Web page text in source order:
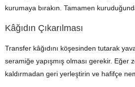
kurumaya bırakın. Tamamen
Kâğıdın Çıkarılması
Transfer kâğıdını köşesinden tutarak
seramiğe yapışmış olması gerekir. Eğer
kaldırmadan geri yerleştirin ve hafifçe